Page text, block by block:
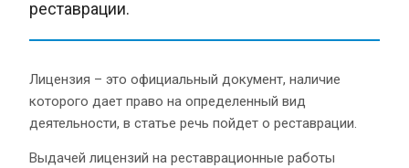
реставрации.
Лицензия – это официальный документ, наличие
которого дает право на определенный вид
деятельности, в статье речь пойдет о реставрации.
Выдачей лицензий на реставрационные работы